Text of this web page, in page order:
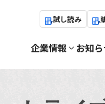
試し読み
企業情報 お知